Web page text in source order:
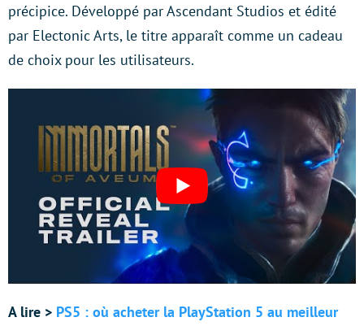
précipice. Développé par Ascendant Studios et édité
par Electonic Arts, le titre apparaît comme un cadeau
de choix pour les utilisateurs.
A lire > PS5 : où acheter la PlayStation 5 au meilleur